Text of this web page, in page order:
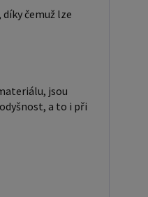
čemuž lze
jsou
a to i při